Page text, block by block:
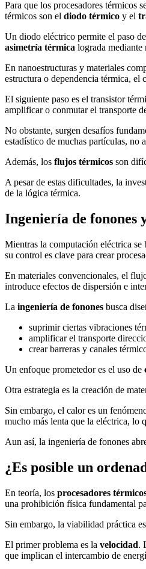
Para que los procesadores térmicos
térmicos son el diodo térmico y el
Un diodo eléctrico permite el paso
asimetría térmica lograda mediante
En nanoestructuras y materiales
estructura o dependencia térmica,
El siguiente paso es el transistor
amplificar o conmutar el transporte
No obstante, surgen desafíos
estadístico de muchas partículas, no
Además, los flujos térmicos son
A pesar de estas dificultades, la
de la lógica térmica.
Ingeniería de fonones
Mientras la computación eléctrica se
su control es clave para crear
En materiales convencionales, el
introduce efectos de dispersión e
La ingeniería de fonones busca
suprimir ciertas vibraciones
amplificar el transporte
crear barreras y canales
Un enfoque prometedor es el uso de
Otra estrategia es la creación de
Sin embargo, el calor es un
mucho más lenta que la eléctrica, lo
Aun así, la ingeniería de fonones
¿Es posible un
En teoría, los procesadores
una prohibición física fundamental
Sin embargo, la viabilidad práctica
El primer problema es la velocidad.
que implican el intercambio de